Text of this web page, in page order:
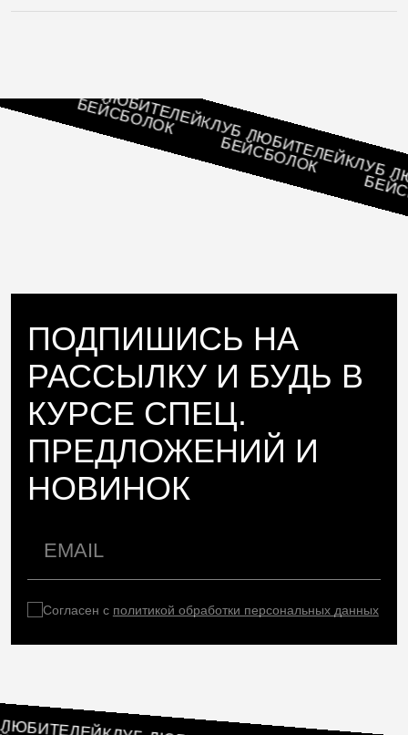
ПОДПИШИСЬ НА
РАССЫЛКУ И БУДЬ В
КУРСЕ СПЕЦ.
ПРЕДЛОЖЕНИЙ И
НОВИНОК
Согласен с политикой обработки персональных данных
КЛУБ ЛЮБИТЕЛЕЙ
БЕЙСБОЛОК КЛУБ ЛЮБИТЕЛЕЙ
БЕЙСБОЛОК КЛУБ